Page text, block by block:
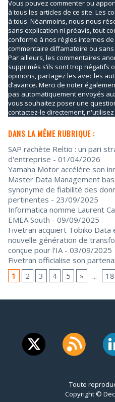
Vous pouvez commenter ou
à tous les articles de ce site. Les
à tous. Néanmoins, nous nous
sans explication ni préavis, tout
conforme à nos règles internes
commentaire diffamatoire ou
Par ailleurs, les commentaires
supprimés s’ils sont trop négatifs
opinions, partagez les avec les
d’avance. Merci de noter
pas automatiquement envoyés
vous souhaitez poser une
contactez-le directement,
DANS LA MÊME RUBRIQUE :
SAP rachète Reltio : un pari
d'entreprise - 01/04/2026
Yamaha Motor accélère son
Master Data Management
synonyme de fiabilité des
pertinentes - 23/09/2025
Informatica nomme Laurent
EMEA South - 09/09/2025
Fivetran acquiert Tobiko Data
nouvelle génération de
conçue pour l’IA - 03/09/2025
Fivetran officialise son
1
2 3 4 5 » ...
Toute
Copyright ©